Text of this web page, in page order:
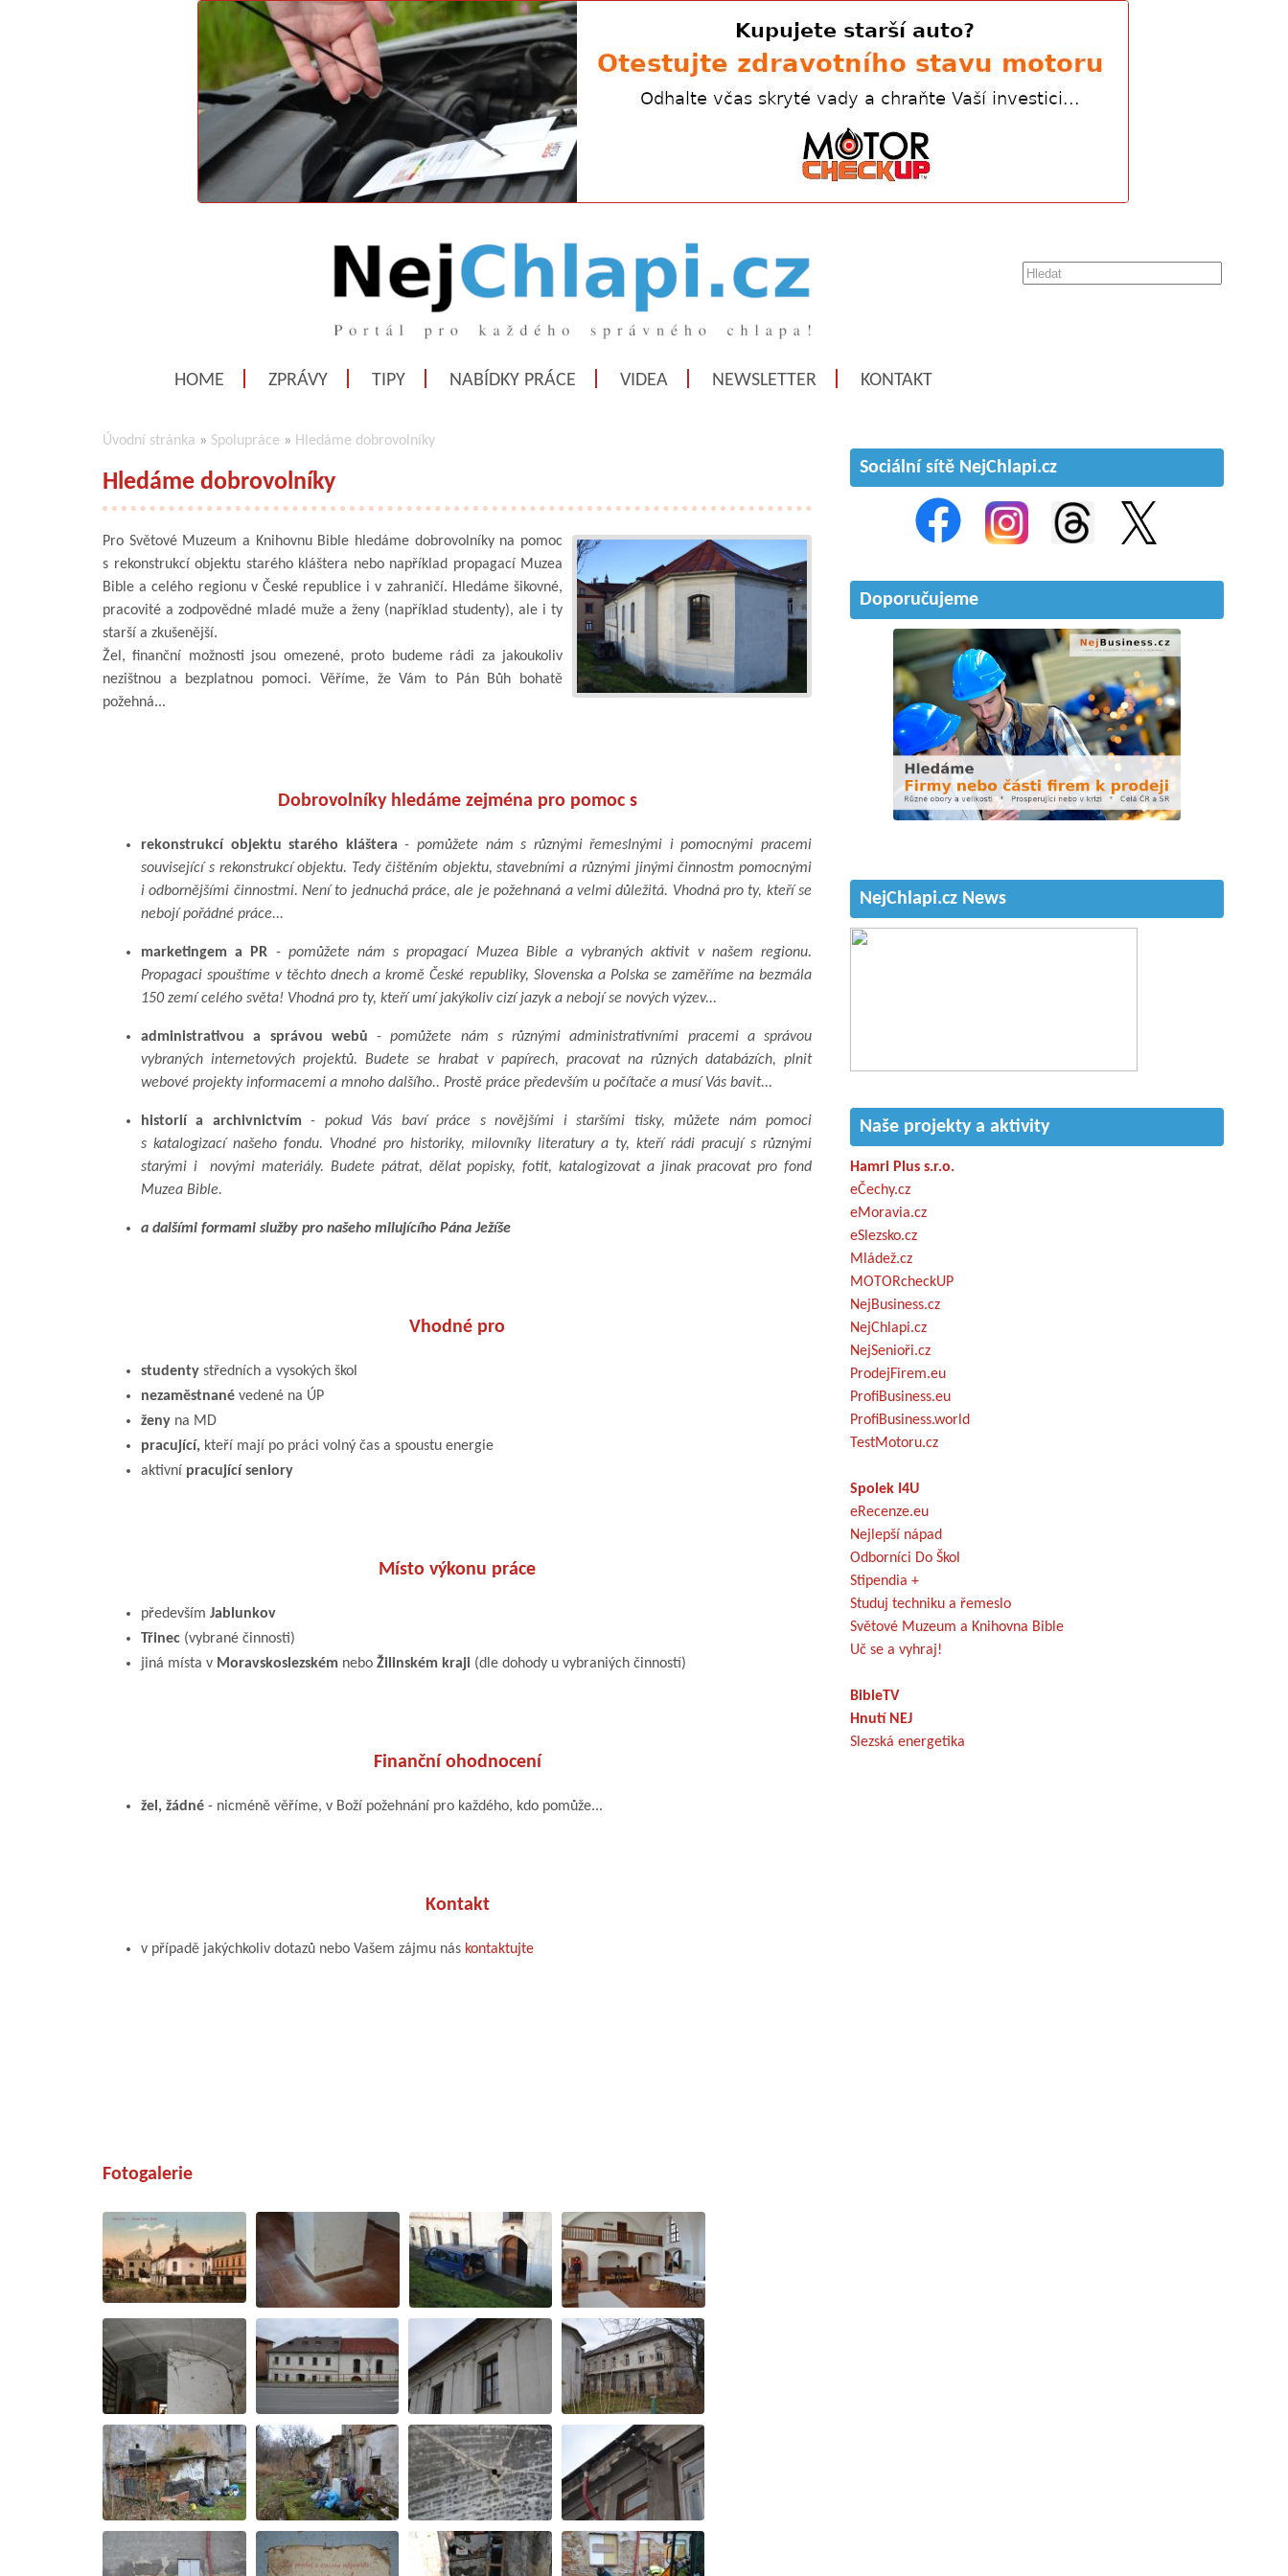
HOME ZPRÁVY TIPY NABÍDKY PRÁCE VIDEA NEWSLETTER KONTAKT
Úvodní stránka » Spolupráce » Hledáme dobrovolníky
Hledáme dobrovolníky
Pro Světové Muzeum a Knihovnu Bible hledáme dobrovolníky na pomoc
s rekonstrukcí objektu starého kláštera nebo například propagací Muzea
Bible a celého regionu v České republice i v zahraničí. Hledáme šikovné,
pracovité a zodpovědné mladé muže a ženy (například studenty), ale i ty
starší a zkušenější.
Žel, finanční možnosti jsou omezené, proto budeme rádi za jakoukoliv
nezištnou a bezplatnou pomoci. Věříme, že Vám to Pán Bůh bohatě
požehná...
Dobrovolníky hledáme zejména pro pomoc s
rekonstrukcí objektu starého kláštera - pomůžete nám s různými řemeslnými i pomocnými pracemi
související s rekonstrukcí objektu. Tedy čištěním objektu, stavebními a různými jinými činnostm pomocnými
i odbornějšími činnostmi. Není to jednuchá práce, ale je požehnaná a velmi důležitá. Vhodná pro ty, kteří se
nebojí pořádné práce...
marketingem a PR - pomůžete nám s propagací Muzea Bible a vybraných aktivit v našem regionu.
Propagaci spouštíme v těchto dnech a kromě České republiky, Slovenska a Polska se zaměříme na bezmála
150 zemí celého světa! Vhodná pro ty, kteří umí jakýkoliv cizí jazyk a nebojí se nových výzev...
administrativou a správou webů - pomůžete nám s různými administrativními pracemi a správou
vybraných internetových projektů. Budete se hrabat v papírech, pracovat na různých databázích, plnit
webové projekty informacemi a mnoho dalšího.. Prostě práce především u počítače a musí Vás bavit...
historií a archivnictvím- pokud Vás baví práce s novějšími i staršími tisky, můžete nám pomoci
s katalogizací našeho fondu. Vhodné pro historiky, milovníky literatury a ty, kteří rádi pracují s různými
starými i novými materiály. Budete pátrat, dělat popisky, fotit, katalogizovat a jinak pracovat pro fond
Muzea Bible.
a dalšími formami služby pro našeho milujícího Pána Ježíše
Vhodné pro
studenty středních a vysokých škol
nezaměstnané vedené na ÚP
ženy na MD
pracující, kteří mají po práci volný čas a spoustu energie
aktivní pracující seniory
Místo výkonu práce
především Jablunkov
Třinec (vybrané činnosti)
jiná místa v Moravskoslezském nebo Žilinském kraji (dle dohody u vybraniých činností)
Finanční ohodnocení
žel, žádné - nicméně věříme, v Boží požehnání pro každého, kdo pomůže...
Kontakt
v případě jakýchkoliv dotazů nebo Vašem zájmu nás kontaktujte
Fotogalerie
Sociální sítě NejChlapi.cz
Doporučujeme
NejChlapi.cz News
Naše projekty a aktivity
Hamri Plus s.r.o.
eČechy.cz
eMoravia.cz
eSlezsko.cz
Mládež.cz
MOTORcheckUP
NejBusiness.cz
NejChlapi.cz
NejSenioři.cz
ProdejFirem.eu
ProfiBusiness.eu
ProfiBusiness.world
TestMotoru.cz
Spolek I4U
eRecenze.eu
Nejlepší nápad
Odborníci Do Škol
Stipendia +
Studuj techniku a řemeslo
Světové Muzeum a Knihovna Bible
Uč se a vyhraj!
BibleTV
Hnutí NEJ
Slezská energetika